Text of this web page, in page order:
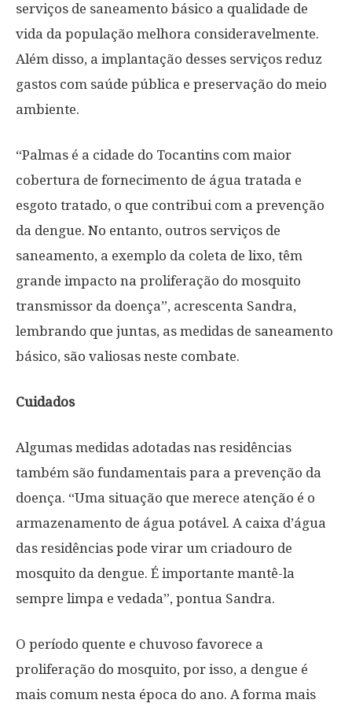
serviços de saneamento básico a qualidade de
vida da população melhora consideravelmente.
Além disso, a implantação desses serviços reduz
gastos com saúde pública e preservação do meio
ambiente.
“Palmas é a cidade do Tocantins com maior
cobertura de fornecimento de água tratada e
esgoto tratado, o que contribui com a prevenção
da dengue. No entanto, outros serviços de
saneamento, a exemplo da coleta de lixo, têm
grande impacto na proliferação do mosquito
transmissor da doença”, acrescenta Sandra,
lembrando que juntas, as medidas de saneamento
básico, são valiosas neste combate.
Cuidados
Algumas medidas adotadas nas residências
também são fundamentais para a prevenção da
doença. “Uma situação que merece atenção é o
armazenamento de água potável. A caixa d’água
das residências pode virar um criadouro de
mosquito da dengue. É importante mantê-la
sempre limpa e vedada”, pontua Sandra.
O período quente e chuvoso favorece a
proliferação do mosquito, por isso, a dengue é
mais comum nesta época do ano. A forma mais